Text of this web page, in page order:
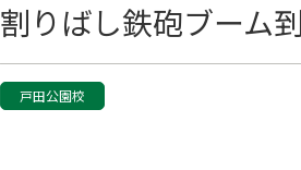
割りばし鉄砲ブーム
戸田公園校